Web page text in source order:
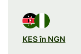
KES în NGN